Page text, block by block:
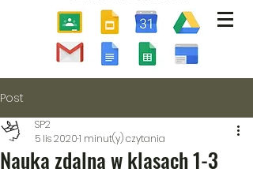
Post
Nauka zdalna w klasach 1-3
SP2
5 lis 20201 minut(y) czytania